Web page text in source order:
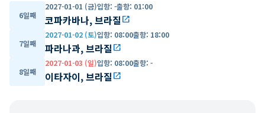
6일째
2027-01-01 (금)입항: -출항: 01:00
코파카바나, 브라질open_in_new
7일째
2027-01-02 (토)입항: 08:00출항: 18:00
파라나과, 브라질open_in_new
8일째
2027-01-03 (일)입항: 08:00출항: -
이타자이, 브라질open_in_new